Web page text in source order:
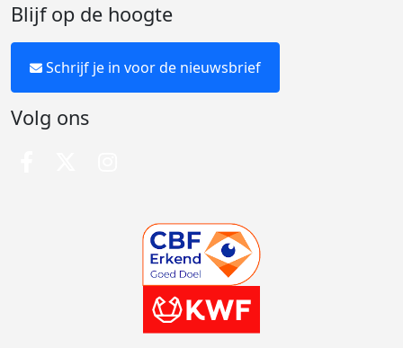
Blijf op de hoogte
Schrijf je in voor de nieuwsbrief
Volg ons